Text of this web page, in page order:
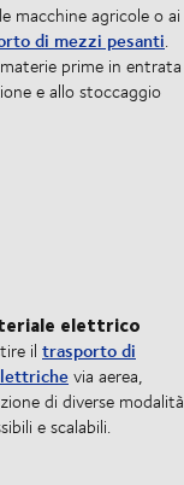
macchine agricole o ai
di mezzi pesanti.
prime in entrata
e allo stoccaggio
elettrico
il trasporto di
via aerea,
di diverse modalità
e scalabili.